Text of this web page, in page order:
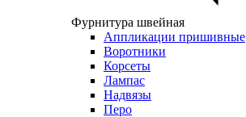
Фурнитура швейная
Аппликации пришивные
Воротники
Корсеты
Лампас
Надвязы
Перо